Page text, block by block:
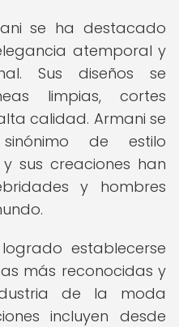
se ha destacado
atemporal y
Sus diseños se
limpias, cortes
calidad. Armani se
de estilo
sus creaciones han
y hombres
establecerse
más reconocidas y
de la moda
incluyen desde